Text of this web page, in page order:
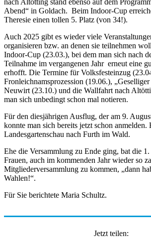
nach Altötting stand ebenso auf dem
Abend“ in Goldach. Beim Indoor-Cup
Theresie einen tollen 5. Platz (von 34!).
Auch 2025 gibt es wieder viele
organisieren bzw. an denen sie teilnehmen
Indoor-Cup (23.03.), bei dem man sich nach
Teilnahme im vergangenen Jahr erneut eine
erhofft. Die Termine für Volksfesteinzug
Fronleichnamsprozession (19.06.),
Neuwirt (23.10.) und die Wallfahrt nach
man sich unbedingt schon mal notieren.
Für den diesjährigen Ausflug, der am 9.
konnte man sich bereits jetzt schon anmelden.
Landesgartenschau nach Furth im Wald.
Ehe die Versammlung zu Ende ging, bat die
Frauen, auch im kommenden Jahr wieder so
Mitgliederversammlung zu kommen, „dann
Wahlen!“.
Für Sie berichtete Maria Schultz.
Jetzt teilen: